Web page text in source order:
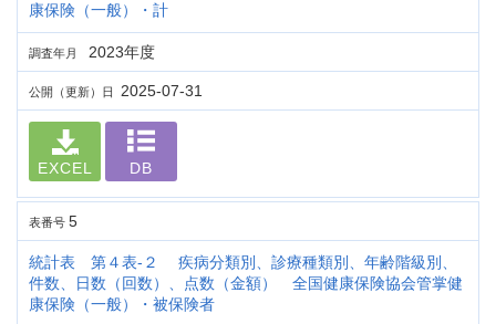
康保険（一般）・計
調査年月 2023年度
公開（更新）日 2025-07-31
EXCEL DB
表番号 5
統計表 第４表-２ 疾病分類別、診療種類別、年齢階級別、
件数、日数（回数）、点数（金額） 全国健康保険協会管掌健
康保険（一般）・被保険者